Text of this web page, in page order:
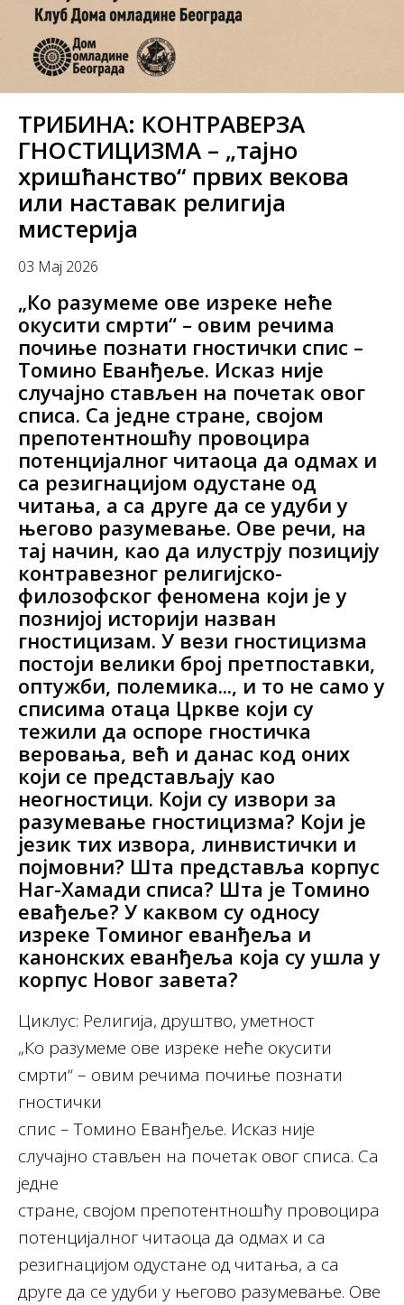
ТРИБИНА: КОНТРАВЕРЗА
ГНОСТИЦИЗМА – „тајно
хришћанство“ првих векова
или наставак религија
мистерија
03 Мај 2026
„Ко разумеме ове изреке неће
окусити смрти“ – овим речима
почиње познати гностички спис –
Томино Еванђеље. Исказ није
случајно стављен на почетак овог
списа. Са једне стране, својом
препотентношћу провоцира
потенцијалног читаоца да одмах и
са резигнацијом одустане од
читања, а са друге да се удуби у
његово разумевање. Ове речи, на
тај начин, као да илустрју позицију
контравезног религијско-
филозофског феномена који је у
познијој историји назван
гностицизам. У вези гностицизма
постоји велики број претпоставки,
оптужби, полемика..., и то не само у
списима отаца Цркве који су
тежили да оспоре гностичка
веровања, већ и данас код оних
који се представљају као
неогностици. Који су извори за
разумевање гностицизма? Који је
језик тих извора, линвистички и
појмовни? Шта представља корпус
Наг-Хамади списа? Шта је Томино
евађеље? У каквом су односу
изреке Томиног еванђеља и
канонских еванђеља која су ушла у
корпус Новог завета?
Циклус: Религија, друштво, уметност
„Ко разумеме ове изреке неће окусити
смрти“ – овим речима почиње познати
гностички
спис – Томино Еванђеље. Исказ није
случајно стављен на почетак овог списа. Са
једне
стране, својом препотентношћу провоцира
потенцијалног читаоца да одмах и са
резигнацијом одустане од читања, а са
друге да се удуби у његово разумевање. Ове